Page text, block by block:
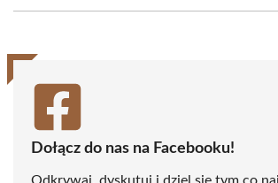
(Twitter)
Dołącz do nas na Facebooku!